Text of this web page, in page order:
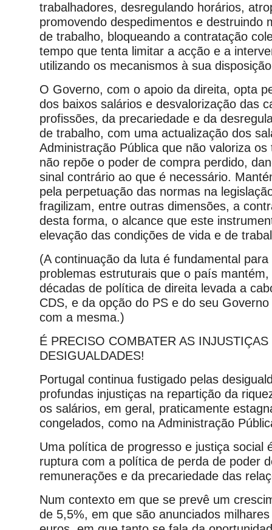
trabalhadores, desregulando horários,
promovendo despedimentos e destruindo
de trabalho, bloqueando a contratação
tempo que tenta limitar a acção e a
utilizando os mecanismos à sua
O Governo, com o apoio da direita, opta
dos baixos salários e desvalorização das
profissões, da precariedade e da
de trabalho, com uma actualização dos
Administração Pública que não valoriza os
não repõe o poder de compra perdido,
sinal contrário ao que é necessário.
pela perpetuação das normas na
fragilizam, entre outras dimensões, a
desta forma, o alcance que este
elevação das condições de vida e de
(A continuação da luta é fundamental
problemas estruturais que o país
décadas de política de direita levada a
CDS, e da opção do PS e do seu
com a mesma.)
É PRECISO COMBATER AS INJUSTIÇAS
DESIGUALDADES!
Portugal continua fustigado pelas
profundas injustiças na repartição da
os salários, em geral, praticamente
congelados, como na Administração
Uma política de progresso e justiça social
ruptura com a política de perda de poder
remunerações e da precariedade das
Num contexto em que se prevê um
de 5,5%, em que são anunciados